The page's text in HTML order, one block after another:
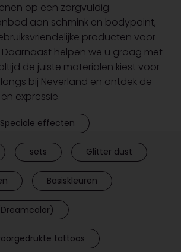
op een zorgvuldig
aan schmink en bodypaint,
producten voor
helpen we u graag met
de juiste materialen kiest voor
bij Neverland en ontdek de
expressie.
Speciale effecten
sets Glitter dust
Basiskleuren
tattoos